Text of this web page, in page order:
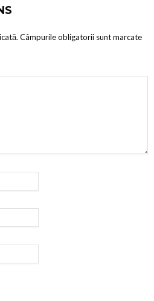
Câmpurile obligatorii sunt marcate